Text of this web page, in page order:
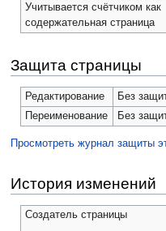
Учитывается счётчиком как
содержательная страница
Защита страницы
Редактирование
Без
Переименование
Без
Просмотреть журнал защиты
История изменений
Создатель страницы